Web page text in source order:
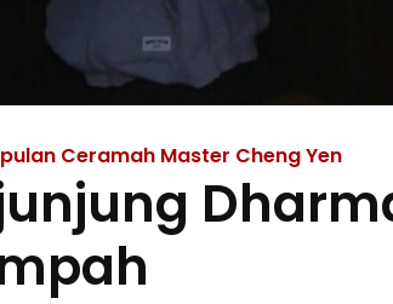
Ceramah Master Cheng Yen